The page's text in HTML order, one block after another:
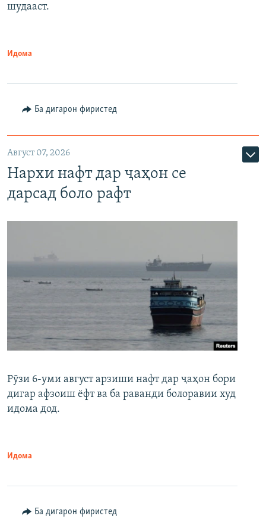
шудааст.
Идома
Ба дигарон фиристед
Август 07, 2026
Нархи нафт дар ҷаҳон се
дарсад боло рафт
Рӯзи 6-уми август арзиши нафт дар ҷаҳон бори
дигар афзоиш ёфт ва ба раванди болоравии худ
идома дод.
Идома
Ба дигарон фиристед